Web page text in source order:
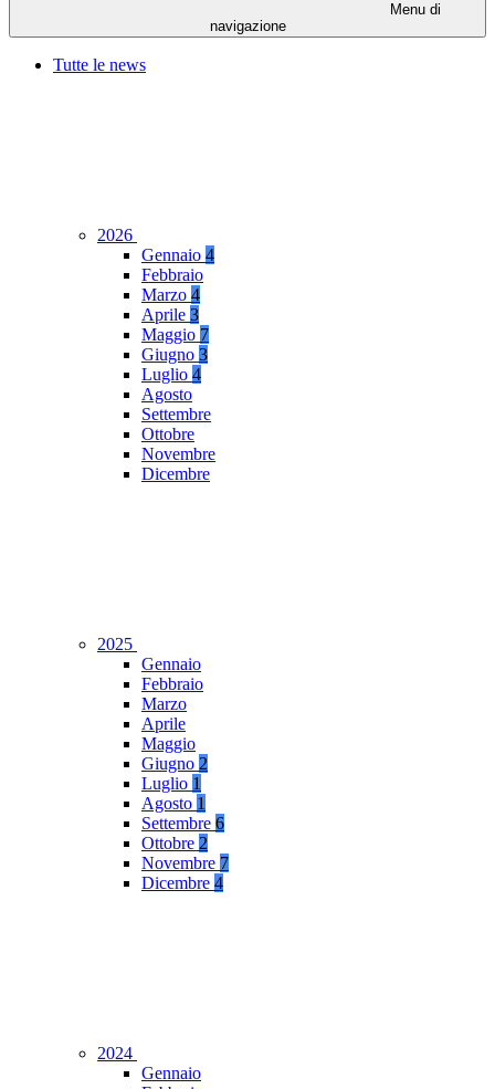
Menu di
navigazione
Tutte le news
2026
Gennaio 4
Febbraio
Marzo 4
Aprile 3
Maggio 7
Giugno 3
Luglio 4
Agosto
Settembre
Ottobre
Novembre
Dicembre
2025
Gennaio
Febbraio
Marzo
Aprile
Maggio
Giugno 2
Luglio 1
Agosto 1
Settembre 6
Ottobre 2
Novembre 7
Dicembre 4
2024
Gennaio